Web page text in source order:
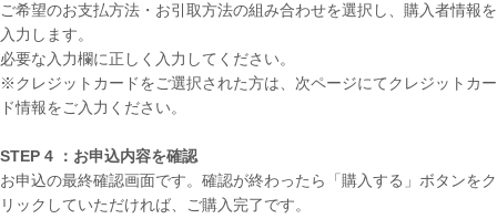
ご希望のお支払方法・お引取方法の組み合わせを選択し、購入者情報を
入力します。
必要な入力欄に正しく入力してください。
※クレジットカードをご選択された方は、次ページにてクレジットカー
ド情報をご入力ください。
STEP 4 ：お申込内容を確認
お申込の最終確認画面です。確認が終わったら「購入する」ボタンをク
リックしていただければ、ご購入完了です。